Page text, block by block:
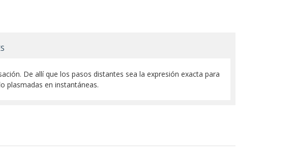
De allí que los pasos distantes sea la expresión exacta para
plasmadas en instantáneas.